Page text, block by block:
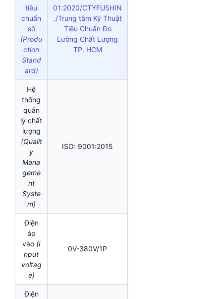
tiêu
chuẩn
số
(Produ
ction
Stand
ard)
01:2020/CTYFUSHIN
./Trung tâm Kỹ Thuật
Tiêu Chuẩn Đo
Lường Chất Lượng
TP. HCM
Hệ
thống
quản
lý chất
lượng
(Qualit
y
Mana
geme
nt
Syste
m)
ISO: 9001:2015
Điện
áp
vào (I
nput
voltag
e)
0V-380V/1P
Điện